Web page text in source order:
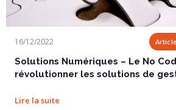
Solutions Numériques – Le No Code va t-il...
16/12/2022
Solutions Numériques – Le No
révolutionner les solutions de
Lire la suite